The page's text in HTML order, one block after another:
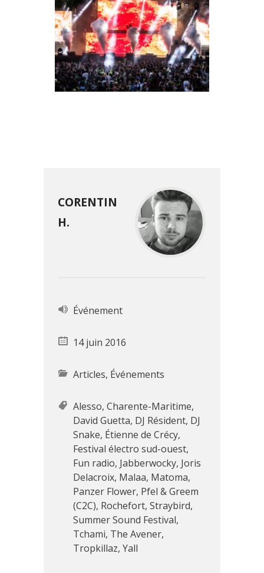
BROOKS : INTERVIEW DU
NOUVEAU PHÉNOMÈNE EDM
QUI EXPLOSE LES CHARTS
CORENTIN
H.
Événement
14 juin 2016
Articles, Événements
Alesso, Charente-Maritime,
David Guetta, DJ Résident, DJ
Snake, Étienne de Crécy,
Festival électro sud-ouest,
Fun radio, Jabberwocky, Joris
Delacroix, Malaa, Matoma,
Panzer Flower, Pfel & Greem
(C2C), Rochefort, Straybird,
Summer Sound Festival,
Tchami, The Avener,
Tropkillaz, Yall